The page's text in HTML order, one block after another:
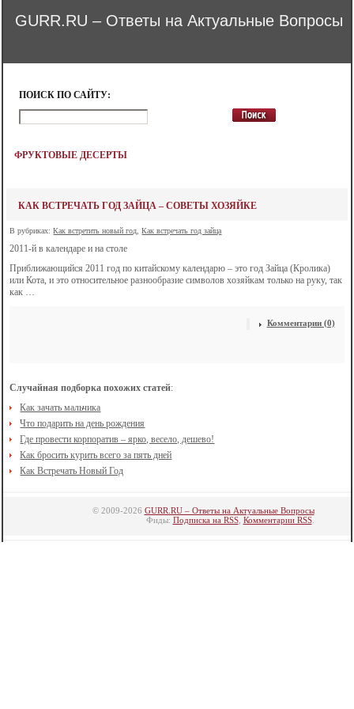
GURR.RU – Ответы на Актуальные Вопросы
ПОИСК ПО САЙТУ:
ФРУКТОВЫЕ ДЕСЕРТЫ
КАК ВСТРЕЧАТЬ ГОД ЗАЙЦА – СОВЕТЫ ХОЗЯЙКЕ
В рубриках:Как встретить новый год ,Как встречать год зайца
2011-й в календаре и на столе
Приближающийся 2011 год по китайскому календарю – это год Зайца (Кролика)
или Кота, и это относительное разнообразие символов хозяйкам только на руку, так
как …
Комментарии (0)
Случайная подборка похожих статей:
Как зачать мальчика
Что подарить на день рождения
Где провести корпоратив – ярко, весело, дешево!
Кaк бросить курить всего за пять дней
Как Встречать Новый Год
© 2009-2026 GURR.RU – Ответы на Актуальные Вопросы
Фиды: Подписка на RSS, Комментарии RSS.